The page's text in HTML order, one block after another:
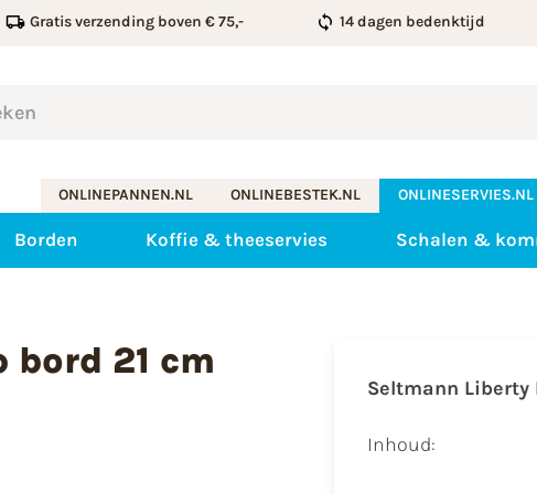
Gratis verzending boven € 75,- 14 dagen bedenktijd
ONLINEPANNEN.NL ONLINEBESTEK.NL ONLINESERVIES.NL
Borden Koffie & theeservies Schalen &
21 cm
Seltmann Liberty
Inhoud: